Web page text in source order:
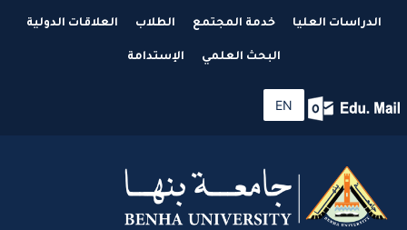
الدراسات العليا خدمة المجتمع الطلاب العلاقات الدولية
البحث العلمي الإستدامة
EN